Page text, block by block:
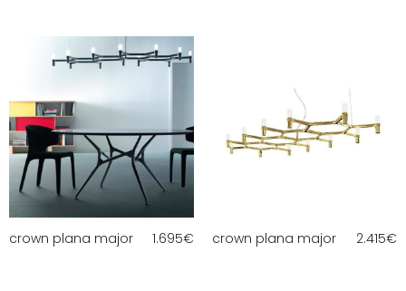
crown plana major 1.695€ crown plana major 2.415€